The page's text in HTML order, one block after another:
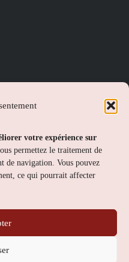
votre expérience sur
permettez le traitement de
de navigation. Vous pouvez
ce qui pourrait affecter